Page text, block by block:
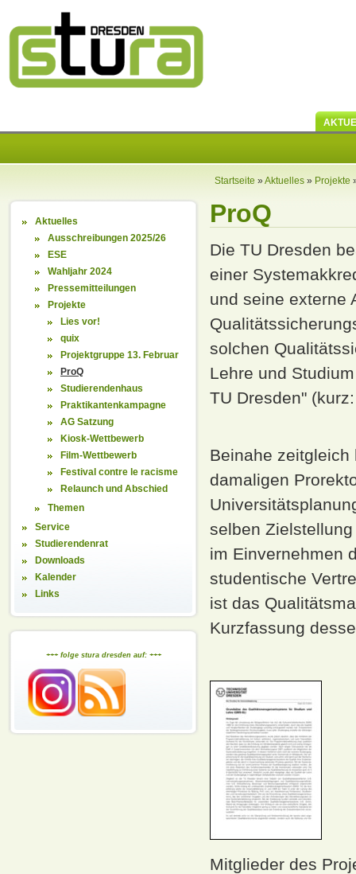
Startseite »Aktuelles» Projekte
Aktuelles
Ausschreibungen 2025/26
ESE
Wahljahr 2024
Pressemitteilungen
Projekte
Lies vor!
quix
Projektgruppe 13. Februar
ProQ
Studierendenhaus
Praktikantenkampagne
AG Satzung
Kiosk-Wettbewerb
Film-Wettbewerb
Festival contre le racisme
Relaunch und Abschied
Themen
Service
Studierendenrat
Downloads
Kalender
Links
+++ folge stura dresden auf: +++
ProQ
Die TU Dresden
einer
und seine externe
solchen
Lehre und
TU Dresden"
Beinahe
damaligen
selben
im Einvernehmen
studentische
ist das
Kurzfassung
Mitglieder des